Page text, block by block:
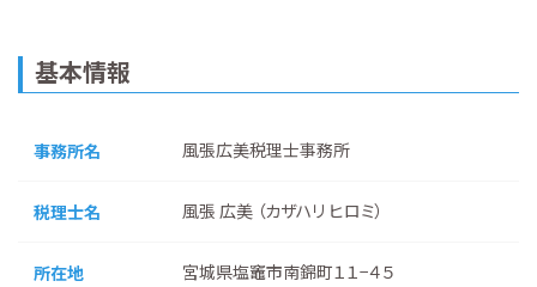
基本情報
事務所名 風張広美税理士事務所
税理士名 風張 広美 （カザハリ ヒロミ）
所在地 宮城県塩竈市南錦町１１−４５